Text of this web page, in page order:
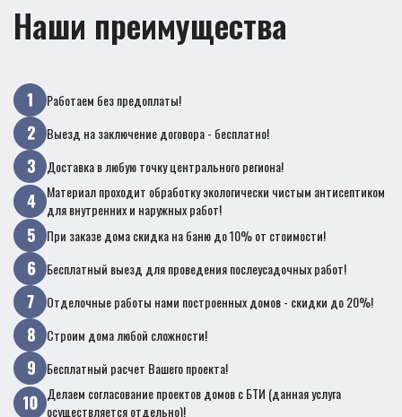
Наши преимущества
Работаем без предоплаты!
Выезд на заключение договора - бесплатно!
Доставка в любую точку центрального региона!
Материал проходит обработку экологически чистым антисептиком
для внутренних и наружных работ!
При заказе дома скидка на баню до 10% от стоимости!
Бесплатный выезд для проведения послеусадочных работ!
Отделочные работы нами построенных домов - скидки до 20%!
Строим дома любой сложности!
Бесплатный расчет Вашего проекта!
Делаем согласование проектов домов с БТИ (данная услуга
осуществляется отдельно)!